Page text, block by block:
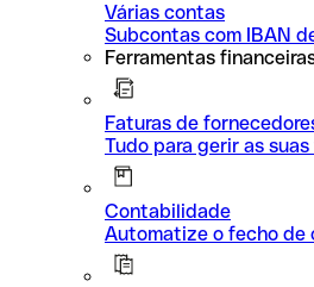
Várias contas
Subcontas com IBAN
Ferramentas
Faturas de
Tudo para gerir as
Contabilidade
Automatize o fecho de